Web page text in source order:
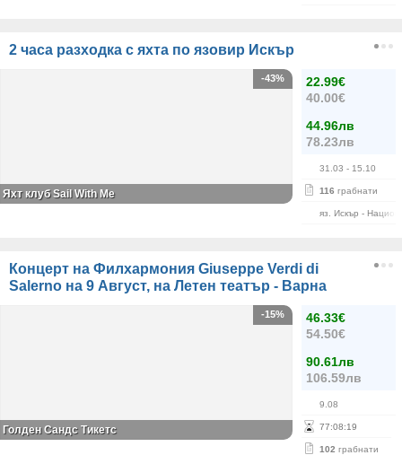
2 часа разходка с яхта по язовир Искър
22.99€
40.00€
44.96лв
78.23лв
31.03 - 15.10
116 грабнати
яз. Искър -
-43%
Яхт клуб Sail With Me
Концерт на Филхармония Giuseppe Verdi di
Salerno на 9 Август, на Летен театър - Варна
46.33€
54.50€
90.61лв
106.59лв
9.08
77:08:19
102 грабнати
-15%
Голден Сандс Тикетс